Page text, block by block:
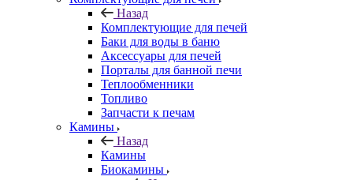
Назад
Комплектующие для печей
Баки для воды в баню
Аксессуары для печей
Порталы для банной печи
Теплообменники
Топливо
Запчасти к печам
Камины
Назад
Камины
Биокамины